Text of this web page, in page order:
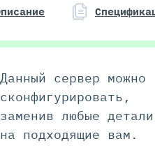
Данный сервер можно
сконфигурировать,
заменив любые детали
на подходящие вам.